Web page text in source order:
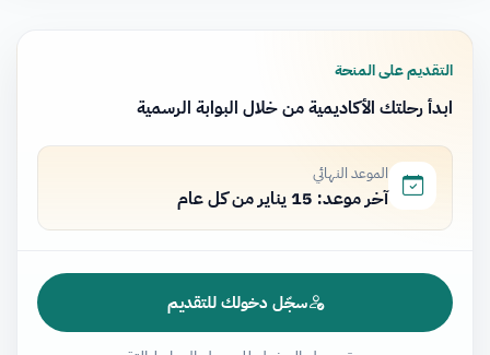
التقديم على المنحة
ابدأ رحلتك الأكاديمية من خلال البوابة الرسمية
الموعد النهائي
آخر موعد: 15 يناير من كل عام
سجّل دخولك للتقديم